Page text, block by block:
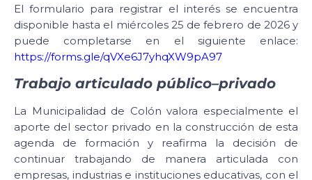
El formulario para registrar el interés se encuentra
disponible hasta el miércoles 25 de febrero de 2026 y
puede completarse en el siguiente enlace:
https://forms.gle/qVXe6J7yhqXW9pA97
Trabajo articulado público–privado
La Municipalidad de Colón valora especialmente el
aporte del sector privado en la construcción de esta
agenda de formación y reafirma la decisión de
continuar trabajando de manera articulada con
empresas, industrias e instituciones educativas, con el